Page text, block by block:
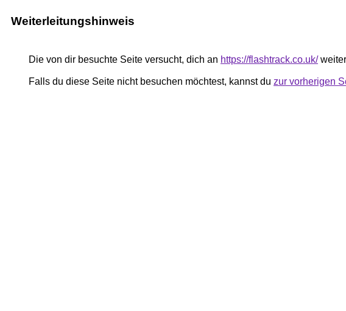
Weiterleitungshinweis
Die von dir besuchte Seite versucht, dich an https://flashtrack.co.uk/
Falls du diese Seite nicht besuchen möchtest, kannst du zur vorherigen